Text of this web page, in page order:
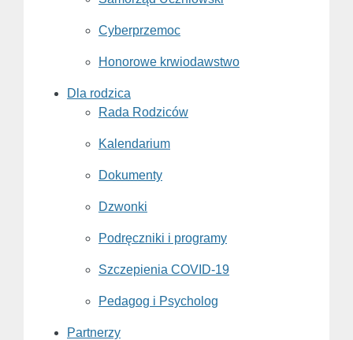
Cyberprzemoc
Honorowe krwiodawstwo
Dla rodzica
Rada Rodziców
Kalendarium
Dokumenty
Dzwonki
Podręczniki i programy
Szczepienia COVID-19
Pedagog i Psycholog
Partnerzy